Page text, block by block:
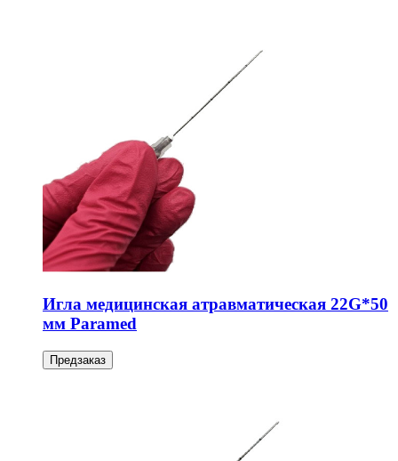
Игла медицинская атравматическая 22G*50
мм Paramed
Предзаказ